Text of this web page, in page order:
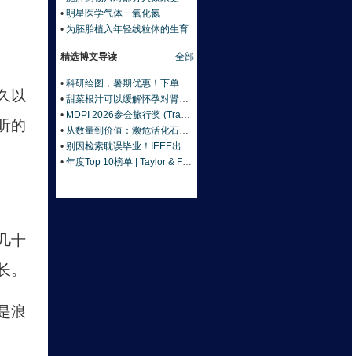
以
的
十
。
浪
佳：基因藏答案《自然》
• 明星医学气体一氧化氮
• 为胚胎植入年轻线粒体的生育
全部
精选博文导读
• 科研绘图，暑期优惠！下单立减500元
• 甜菜根汁可以缓解怀孕对肾脏的压力
• MDPI 2026参会旅行奖 (Travel Award) 中国区获奖名单公布！
• 从数量到价值：濒危活化石ELF 理论重塑濒危物种保护优先级
• 别因检索耽误毕业！IEEE出版+EI快检索，8-9月会议合集征稿中
• 年度Top 10榜单 | Taylor & Francis科学与技术领域中国作者最受欢迎的热门文章榜单出炉！